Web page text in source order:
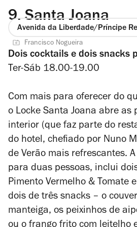
9. Santa Joana
Avenida da Liberdade/Príncipe
Francisco Nogueira
Dois cocktails e dois snacks
Ter-Sáb 18.00-19.00
Com mais para oferecer do
o Locke Santa Joana abre as
interior (que faz parte do
do hotel, chefiado por Nuno
de Verão mais refrescantes.
para duas pessoas, inclui
Pimento Vermelho & Tomate
dois de três snacks – o
manteiga, os peixinhos de